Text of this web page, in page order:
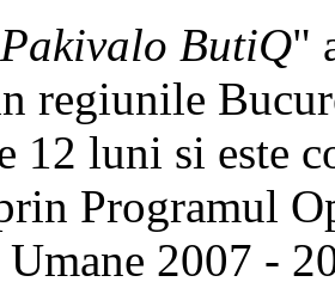
Pakivalo ButiQ"
regiunile
12 luni si este
Programul
Umane 2007 -